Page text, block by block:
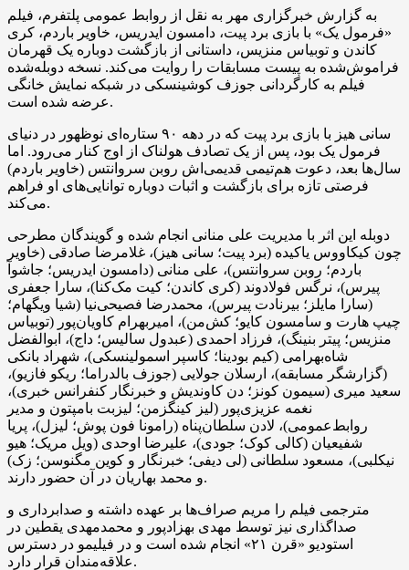
به گزارش خبرگزاری مهر به نقل از روابط عمومی پلتفرم، فیلم
«فرمول یک» با بازی برد پیت، دامسون ایدریس، خاویر باردم، کری
کاندن و توبیاس منزیس، داستانی از بازگشت دوباره یک قهرمان
فراموش‌شده به پیست مسابقات را روایت می‌کند. نسخه دوبله‌شده
فیلم به کارگردانی جوزف کوشینسکی در شبکه نمایش خانگی
عرضه شده است.
سانی هیز با بازی برد پیت که در دهه ۹۰ ستاره‌ای نوظهور در دنیای
فرمول یک بود، پس از یک تصادف هولناک از اوج کنار می‌رود. اما
سال‌ها بعد، دعوت هم‌تیمی قدیمی‌اش روبن سروانتس (خاویر باردم)
فرصتی تازه برای بازگشت و اثبات دوباره توانایی‌های او فراهم
می‌کند.
دوبله این اثر با مدیریت علی منانی انجام شده و گویندگان مطرحی
چون کیکاووس یاکیده (برد پیت؛ سانی هیز)، غلامرضا صادقی (خاویر
باردم؛ روبن سروانتس)، علی منانی (دامسون ایدریس؛ جاشوآ
پیرس)، نرگس فولادوند (کری کاندن؛ کیت مک‌کنا)، سارا جعفری
(سارا مایلز؛ بیرنادت پیرس)، محمدرضا فصیحی‌نیا (شیا ویگهام؛
چیپ هارت و سامسون کایو؛ کش‌من)، امیربهرام کاویان‌پور (توبیاس
منزیس؛ پیتر بنینگ)، فرزاد احمدی (عبدول سالیس؛ داج)، ابوالفضل
شاه‌بهرامی (کیم بودینا؛ کاسپر اسمولینسکی)، شهراد بانکی
(گزارشگر مسابقه)، ارسلان جولایی (جوزف بالدراما؛ ریکو فازیو)،
سعید میری (سیمون کونز؛ دن کاوندیش و خبرنگار کنفرانس خبری)،
نغمه عزیزی‌پور (لیز کینگزمن؛ لیزبت بامپتون و مدیر
روابط‌عمومی)، لادن سلطان‌پناه (رامونا فون پوش؛ لیزل)، پریا
شفیعیان (کالی کوک؛ جودی)، علیرضا اوحدی (ویل مریک؛ هیو
نیکلبی)، مسعود سلطانی (لی دیفی؛ خبرنگار و کوین مگنوسن؛ زک)
و محمد بهاریان در آن حضور دارند.
مترجمی فیلم را مریم صراف‌ها بر عهده داشته و صدابرداری و
صداگذاری نیز توسط مهدی بهزادپور و محمدمهدی یقطین در
استودیو «قرن ۲۱» انجام شده است و در فیلیمو در دسترس
علاقه‌مندان قرار دارد.